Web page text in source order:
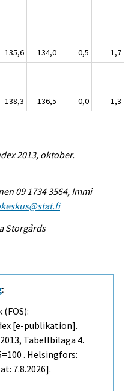
135,6 134,0 0,5
1,7
138,3 136,5 0,0 1,3
2013, oktober.
09 1734 3564, Immi
Storgårds
:
[e-publikation].
2013, Tabellbilaga 4.
. Helsingfors:
7.8.2026].